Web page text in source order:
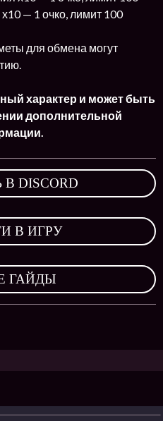
— 1 очко, лимит 100
для обмена могут
характер и может быть
дополнительной
DISCORD
В ИГРУ
ГАЙДЫ